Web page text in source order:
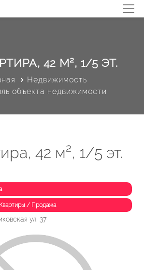
42 М², 1/5 ЭТ.
Недвижимость
объекта недвижимости
42 м², 1/5 эт.
/ Продажа
ул, 37